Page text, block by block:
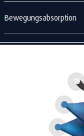
Bewegungsabsorption